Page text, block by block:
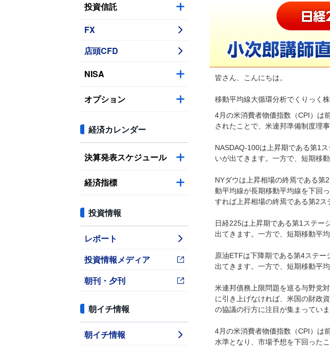
投資信託
FX
店頭CFD
NISA
オプション
経済カレンダー
決算発表スケジュール
経済指標
投資情報
レポート
投資情報メディア
朝刊・夕刊
朝イチ情報
朝イチ情報
皆さん、こんにちは。
移動平均線大循環分析でくりっく
4月の米消費者物価指数（CPI）は
されたことで、米連邦準備制度理
NASDAQ-100は上昇期である第1
いが出てきます。一方で、短期移
NYダウは上昇相場の終焉である第
動平均線が長期移動平均線を下回
すれば上昇相場の終焉である第2ス
日経225は上昇期である第1ステー
出てきます。一方で、短期移動平
原油ETFは下降期である第4ステ
出てきます。一方で、短期移動平
米連邦債務上限問題を巡る与野党
に引き上げなければ、米国の財政
の協議の行方に注目が集まっていま
4月の米消費者物価指数（CPI）は
水準となり、市場予想を下回った